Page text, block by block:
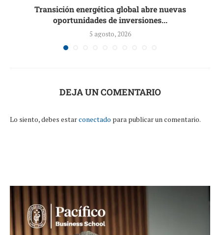
Transición energética global abre nuevas
oportunidades de inversiones...
5 agosto, 2026
DEJA UN COMENTARIO
Lo siento, debes estarconectado para publicar un comentario.